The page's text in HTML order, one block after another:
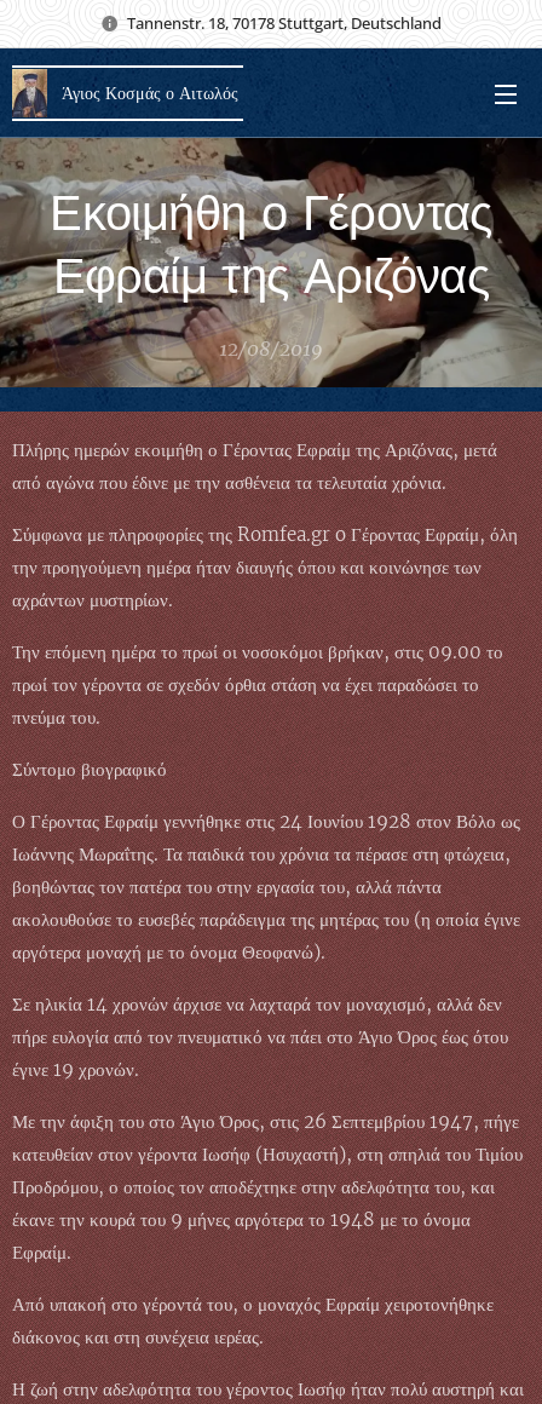
Tannenstr. 18, 70178 Stuttgart, Deutschland
Άγιος Κοσμάς ο Αιτωλός
Εκοιμήθη ο Γέροντας
Εφραίμ της Αριζόνας
12/08/2019
Πλήρης ημερών εκοιμήθη ο Γέροντας Εφραίμ της Αριζόνας, μετά
από αγώνα που έδινε με την ασθένεια τα τελευταία χρόνια.
Σύμφωνα με πληροφορίες της Romfea.gr o Γέροντας Εφραίμ, όλη
την προηγούμενη ημέρα ήταν διαυγής όπου και κοινώνησε των
αχράντων μυστηρίων.
Την επόμενη ημέρα το πρωί οι νοσοκόμοι βρήκαν, στις 09.00 το
πρωί τον γέροντα σε σχεδόν όρθια στάση να έχει παραδώσει το
πνεύμα του.
Σύντομο βιογραφικό
Ο Γέροντας Εφραίμ γεννήθηκε στις 24 Ιουνίου 1928 στον Βόλο ως
Ιωάννης Μωραΐτης. Τα παιδικά του χρόνια τα πέρασε στη φτώχεια,
βοηθώντας τον πατέρα του στην εργασία του, αλλά πάντα
ακολουθούσε το ευσεβές παράδειγμα της μητέρας του (η οποία έγινε
αργότερα μοναχή με το όνομα Θεοφανώ).
Σε ηλικία 14 χρονών άρχισε να λαχταρά τον μοναχισμό, αλλά δεν
πήρε ευλογία από τον πνευματικό να πάει στο Άγιο Όρος έως ότου
έγινε 19 χρονών.
Με την άφιξη του στο Άγιο Όρος, στις 26 Σεπτεμβρίου 1947, πήγε
κατευθείαν στον γέροντα Ιωσήφ (Ησυχαστή), στη σπηλιά του Τιμίου
Προδρόμου, ο οποίος τον αποδέχτηκε στην αδελφότητα του, και
έκανε την κουρά του 9 μήνες αργότερα το 1948 με το όνομα
Εφραίμ.
Από υπακοή στο γέροντά του, ο μοναχός Εφραίμ χειροτονήθηκε
διάκονος και στη συνέχεια ιερέας.
Η ζωή στην αδελφότητα του γέροντος Ιωσήφ ήταν πολύ αυστηρή και